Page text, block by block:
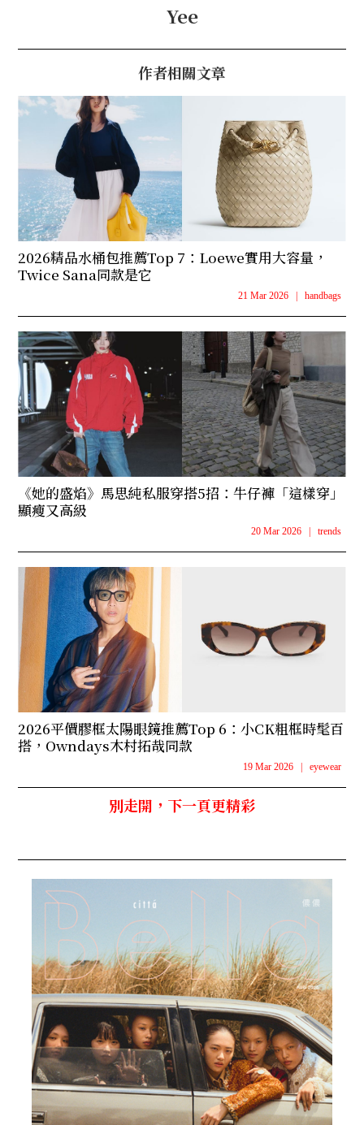
Yee
作者相關文章
2026精品水桶包推薦Top 7：Loewe實用大容量，
Twice Sana同款是它
21 Mar 2026 | handbags
《她的盛焰》馬思純私服穿搭5招：牛仔褲「這樣穿」
顯瘦又高級
20 Mar 2026 | trends
2026平價膠框太陽眼鏡推薦Top 6：小CK粗框時髦百
搭，Owndays木村拓哉同款
19 Mar 2026 | eyewear
別走開，下一頁更精彩